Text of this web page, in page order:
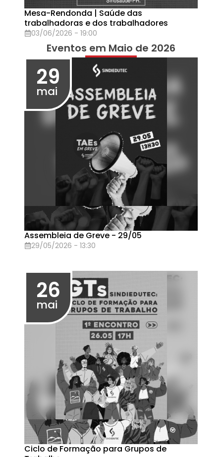
Assembleia de Eleição NSB Cascavel
27/04/2026 - 14:30
Assembleia de Eleição NSB Arapongas
27/04/2026 - 13:30
24
abr